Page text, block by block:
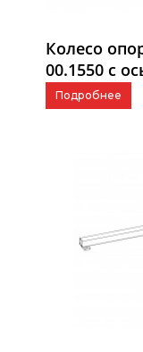
Колесо
00.1550 с
Подробнее